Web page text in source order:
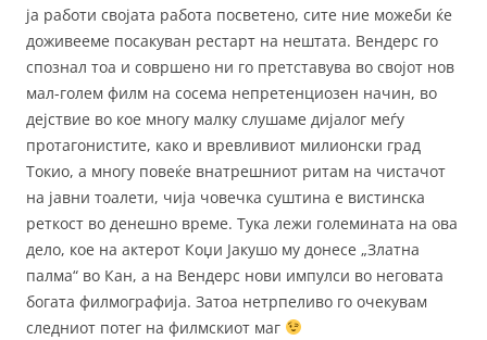
ја работи својата работа посветено, сите ние можеби ќе
доживееме посакуван рестарт на нештата. Вендерс го
спознал тоа и совршено ни го претставува во својот нов
мал-голем филм на сосема непретенциозен начин, во
дејствие во кое многу малку слушаме дијалог меѓу
протагонистите, како и вревливиот милионски град
Токио, а многу повеќе внатрешниот ритам на чистачот
на јавни тоалети, чија човечка суштина е вистинска
реткост во денешно време. Тука лежи големината на ова
дело, кое на актерот Коџи Јакушо му донесе „Златна
палма“ во Кан, а на Вендерс нови импулси во неговата
богата филмографија. Затоа нетрпеливо го очекувам
следниот потег на филмскиот маг